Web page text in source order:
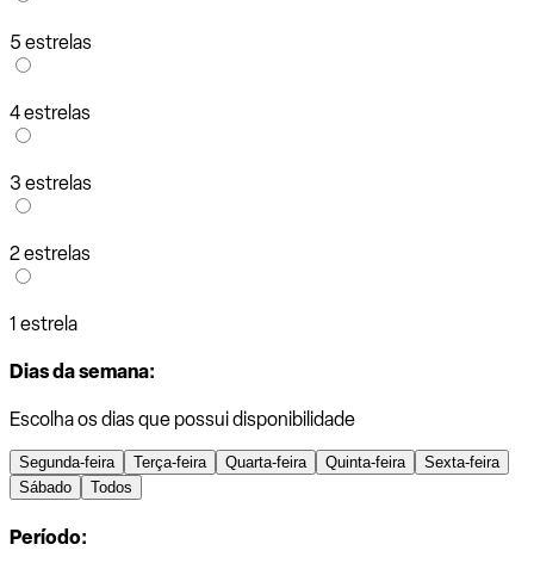
5 estrelas
4 estrelas
3 estrelas
2 estrelas
1 estrela
Dias da semana:
Escolha os dias que possui disponibilidade
Segunda-feira Terça-feira Quarta-feira Quinta-feira
Sexta-feira
Sábado
Todos
Período: